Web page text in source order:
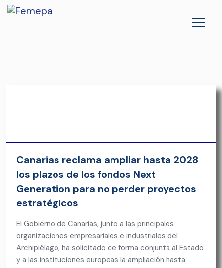
Canarias reclama ampliar hasta 2028
los plazos de los fondos Next
Generation para no perder proyectos
estratégicos
El Gobierno de Canarias, junto a las principales
organizaciones empresariales e industriales del
Archipiélago, ha solicitado de forma conjunta al Estado
y a las instituciones europeas la ampliación hasta